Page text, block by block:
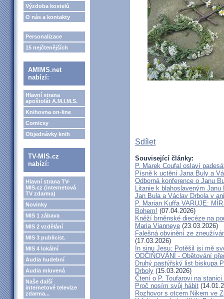
Výzdoba kostelů
O nás a kontakty
Personalizace
15 nejčtenějších
AMIMS.net
nabízí:
Hlavní strana
apoštolát A.M.I.M.S.
Knihovna on-line
Comicsy
Objednávky knih
TV-MIS.cz
nabízí:
Hlavní strana TV-
MIS.cz (internetová
TV zdarma)
Novinky
MIS 1 zábava
MIS 2 vzdělání
MIS 3 publicist.
MIS 4 lokální
Audia hudební
Audia mluvená
Naše další
internetové televize
zdarma...
Sdílet
Související články:
P. Marek Coufal oslaví
Písně k uctění Jana Buly a
Odborná konference o Janu
Litanie k blahoslaveným
Jan Bula a Václav Drbola v
P. Marian Kuffa VARUJE:
Bohem! (07.04.2026)
Kněží brněnské diecéze na
Maria Vianneye (23.03.2026)
Falešná obvinění ze
(17.03.2026)
In sinu Jesu: Potěšil jsi mě
ODČIŇOVÁNÍ - Obětování
Druhý pastýřský list biskupa
Drboly (15.03.2026)
Čtení o P. Toufarovi na stanici
Proč nosím svůj hábit
Rozhovor s otcem Nikem ve